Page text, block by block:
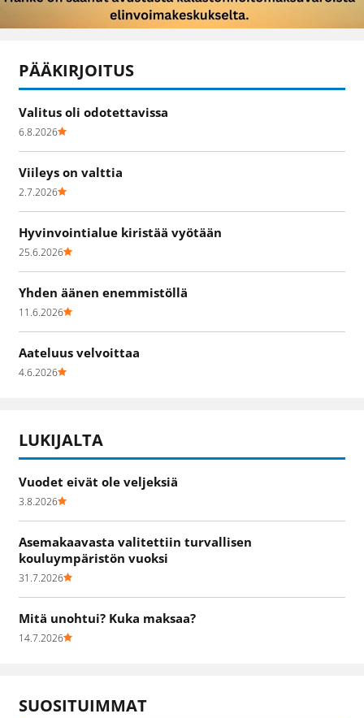
PÄÄKIRJOITUS
Valitus oli odotettavissa
6.8.2026
Viileys on valttia
2.7.2026
Hyvinvointialue kiristää vyötään
25.6.2026
Yhden äänen enemmistöllä
11.6.2026
Aateluus velvoittaa
4.6.2026
LUKIJALTA
Vuodet eivät ole veljeksiä
3.8.2026
Asemakaavasta valitettiin turvallisen
kouluympäristön vuoksi
31.7.2026
Mitä unohtui? Kuka maksaa?
14.7.2026
SUOSITUIMMAT